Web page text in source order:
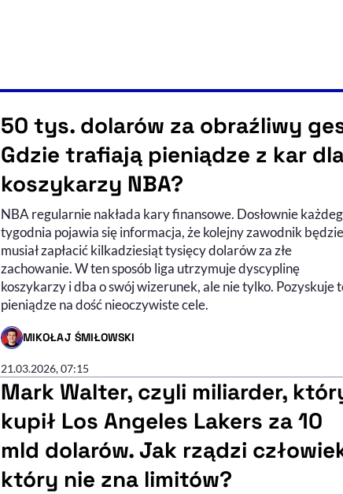
50 tys. dolarów za obraźliwy
Gdzie trafiają pieniądze z kar
koszykarzy NBA?
NBA regularnie nakłada kary finansowe. Dosłownie
tygodnia pojawia się informacja, że kolejny zawodnik będzie
musiał zapłacić kilkadziesiąt tysięcy dolarów za złe
zachowanie. W ten sposób liga utrzymuje dyscyplinę
koszykarzy i dba o swój wizerunek, ale nie tylko. Pozyskuje
pieniądze na dość nieoczywiste cele.
MIKOŁAJ ŚMIŁOWSKI
- AUTOR ARTYKUŁU - PROFIL
21.03.2026, 07:15
Mark Walter, czyli miliarder,
kupił Los Angeles Lakers za 10
mld dolarów. Jak rządzi
który nie zna limitów?